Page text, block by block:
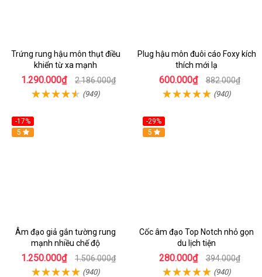
Trứng rung hậu môn thụt điều
khiển từ xa mạnh
1.290.000₫ 2.186.000₫
(949)
Plug hậu môn đuôi cáo Foxy kích
thích mới lạ
600.000₫ 882.000₫
(940)
-17%
5
Âm đạo giả gắn tường rung
mạnh nhiều chế độ
1.250.000₫ 1.506.000₫
(940)
-29%
5
Cốc âm đạo Top Notch nhỏ gọn
du lịch tiện
280.000₫ 394.000₫
(940)